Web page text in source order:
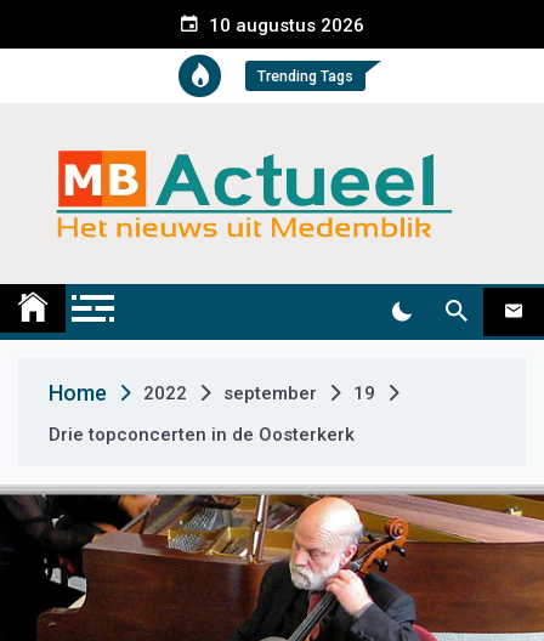
e
t
10 augustus 2026
Trending Tags
Medemblik Actueel
Home 2022 september
19
Drie topconcerten in de Oosterkerk